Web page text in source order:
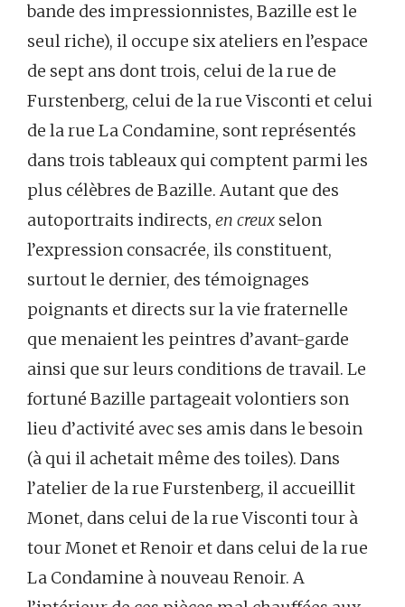
bande des impressionnistes, Bazille est le
seul riche), il occupe six ateliers en l’espace
de sept ans dont trois, celui de la rue de
Furstenberg, celui de la rue Visconti et celui
de la rue La Condamine, sont représentés
dans trois tableaux qui comptent parmi les
plus célèbres de Bazille. Autant que des
autoportraits indirects, en creux selon
l’expression consacrée, ils constituent,
surtout le dernier, des témoignages
poignants et directs sur la vie fraternelle
que menaient les peintres d’avant-garde
ainsi que sur leurs conditions de travail. Le
fortuné Bazille partageait volontiers son
lieu d’activité avec ses amis dans le besoin
(à qui il achetait même des toiles). Dans
l’atelier de la rue Furstenberg, il accueillit
Monet, dans celui de la rue Visconti tour à
tour Monet et Renoir et dans celui de la rue
La Condamine à nouveau Renoir. A